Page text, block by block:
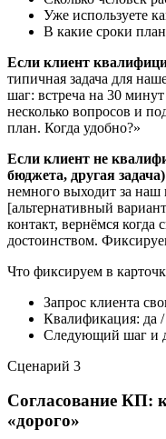
Уже используете
В какие сроки
Если клиент
типичная задача для
шаг: встреча на 30
несколько вопросов и
план. Когда удобно?»
Если клиент не
бюджета, другая
немного выходит за
[альтернативный
контакт, вернёмся когда
достоинством.
Что фиксируем в
Запрос клиента
Квалификация: да
Следующий шаг и
Сценарий 3
Согласование КП:
«дорого»